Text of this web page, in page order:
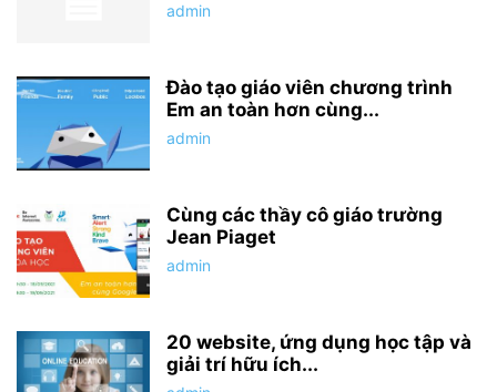
admin
Đào tạo giáo viên chương trình
Em an toàn hơn cùng...
admin
Cùng các thầy cô giáo trường
Jean Piaget
admin
20 website, ứng dụng học tập và
giải trí hữu ích...